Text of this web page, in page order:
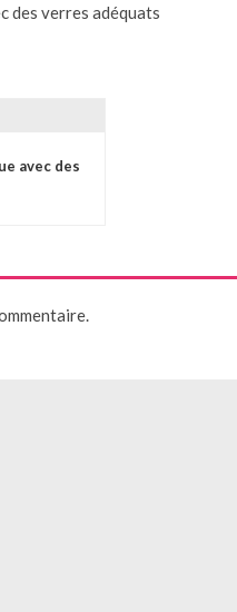
des verres adéquats
avec des